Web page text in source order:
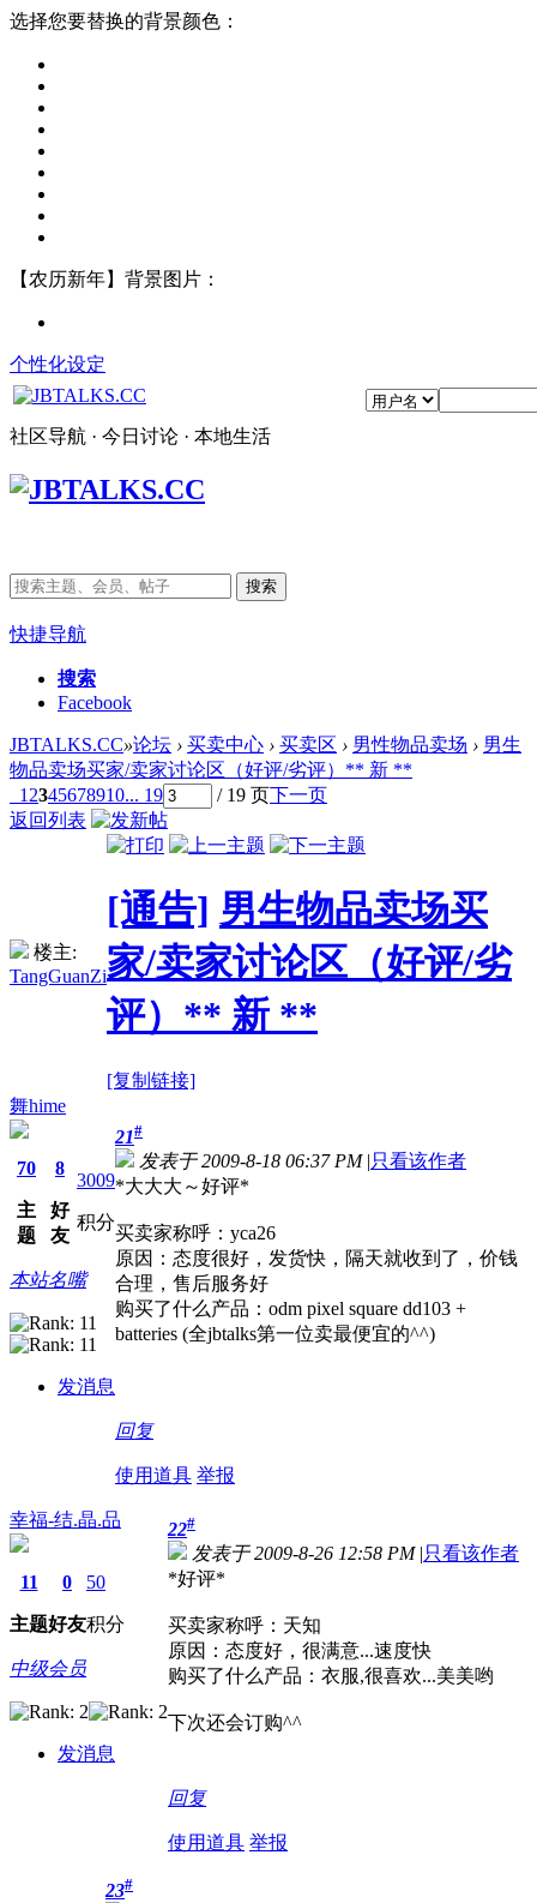
选择您要替换的背景颜色：
【农历新年】背景图片：
个性化设定
社区导航 · 今日讨论 · 本地生活
搜索
快捷导航
搜索
Facebook
JBTALKS.CC»论坛 › 买卖中心 › 买卖区 › 男性物品卖场 › 男生
物品卖场买家/卖家讨论区（好评/劣评）** 新 **
1 2345678910... 19 / 19 页下一页
返回列表
楼主:
TangGuanZi
[通告] 男生物品卖场买
家/卖家讨论区（好评/劣
评）** 新 **
[复制链接]
舞hime
70
主
题
8
好
友
3009
积分
本站名嘴
发消息
21#
发表于 2009-8-18 06:37 PM |只看该作者
*大大大～好评*
买卖家称呼：yca26
原因：态度很好，发货快，隔天就收到了，价钱
合理，售后服务好
购买了什么产品：odm pixel square dd103 +
batteries (全jbtalks第一位卖最便宜的^^)
回复
使用道具 举报
幸福-结.晶.品
11
主题
0
好友
50
积分
中级会员
发消息
22#
发表于 2009-8-26 12:58 PM |只看该作者
*好评*
买卖家称呼：天知
原因：态度好，很满意...速度快
购买了什么产品：衣服,很喜欢...美美哟
下次还会订购^^
回复
使用道具 举报
23#